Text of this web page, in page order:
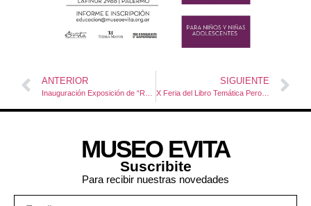
ANTERIOR SIGUIENTE
X Feria del Libro Temática Peronista
MUSEO EVITA
Suscribite
Para recibir nuestras novedades